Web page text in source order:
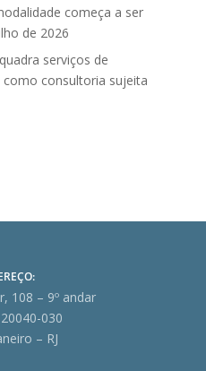
começa a ser
de 2026
serviços de
consultoria sujeita
108 – 9º andar
030
– RJ